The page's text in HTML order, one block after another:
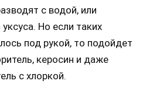
с водой, или
Но если таких
под рукой, то подойдет
керосин и даже
с хлоркой.